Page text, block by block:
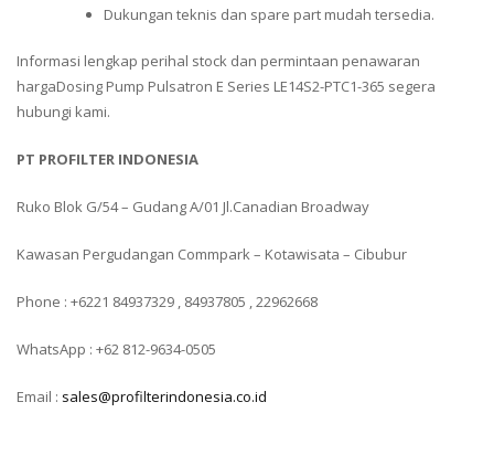
Dukungan teknis dan spare part mudah tersedia.
Informasi lengkap perihal stock dan permintaan penawaran
hargaDosing Pump Pulsatron E Series LE14S2-PTC1-365 segera
hubungi kami.
PT PROFILTER INDONESIA
Ruko Blok G/54 – Gudang A/01 Jl.Canadian Broadway
Kawasan Pergudangan Commpark – Kotawisata – Cibubur
Phone : +6221 84937329 , 84937805 , 22962668
WhatsApp : +62 812-9634-0505
Email : sales@profilterindonesia.co.id